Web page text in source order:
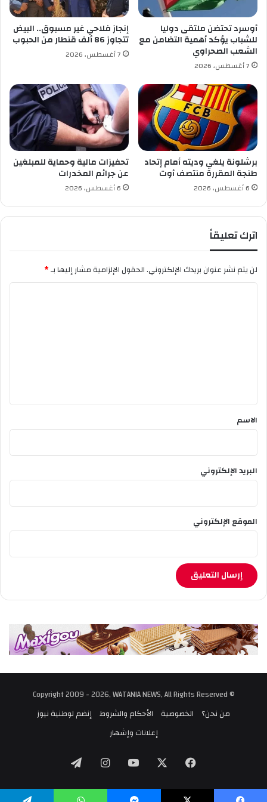
أوسرد تحتضن ملتقى دوليا
للشباب يؤكد أهمية التضامن مع
الشعب الصحراوي
7 أغسطس، 2026
إنجاز فلاحي غير مسبوق.. البيض
تتجاوز 86 ألف قنطار من الحبوب
7 أغسطس، 2026
برشلونة يلغي وديته أمام إتحاد
طنجة المقررة منتصف أوت
6 أغسطس، 2026
تحفيزات مالية وحماية للمبلغين
عن جرائم المخدرات
6 أغسطس، 2026
اترك تعليقاً
لن يتم نشر عنوان بريدك الإلكتروني.الحقول الإلزامية مشار إليها بـ*
*
الاسم
البريد الإلكتروني
الموقع الإلكتروني
© Copyright 2009 - 2026, WATANIA NEWS, All Rights Reserved
من نحن؟
الخصوصية الأحكام والشروط إنضم لوطنية نيوز
إعلانات وإشهار
فيسبوك ‫YouTube انستقرام